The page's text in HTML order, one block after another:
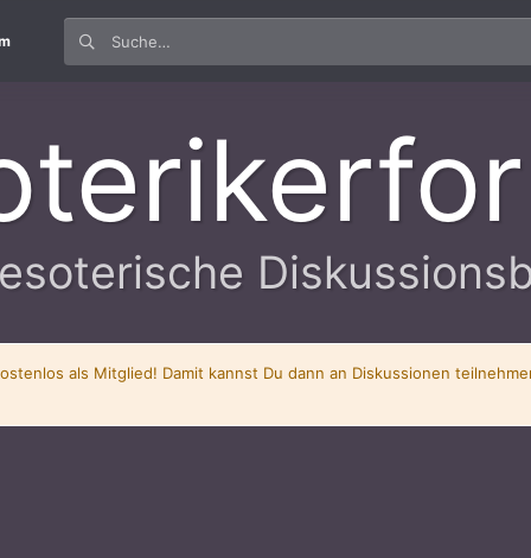
als Mitglied! Damit kannst Du dann an Diskussionen